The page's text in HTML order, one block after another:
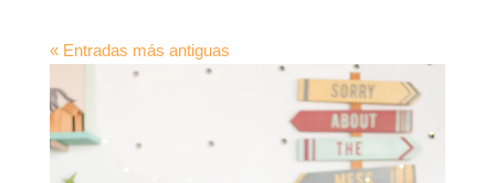
« Entradas más antiguas